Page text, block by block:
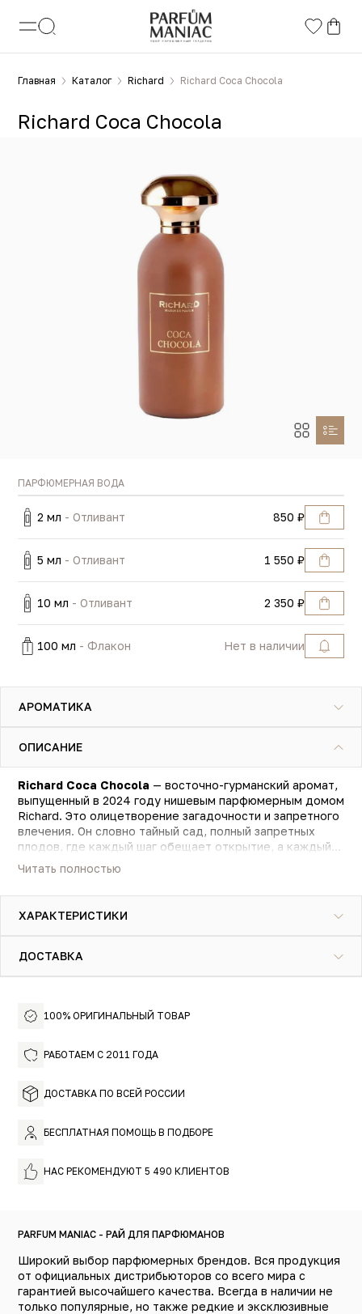
Главная Каталог Richard Richard Coca Chocola
100% ОРИГИНАЛЬНЫЙ ТОВАР
РАБОТАЕМ С 2011 ГОДА
ДОСТАВКА ПО ВСЕЙ РОССИИ
БЕСПЛАТНАЯ ПОМОЩЬ В ПОДБОРЕ
НАС РЕКОМЕНДУЮТ 5 490 КЛИЕНТОВ
PARFUM MANIAC - РАЙ ДЛЯ ПАРФЮМАНОВ
Широкий выбор парфюмерных брендов. Вся продукция
от официальных дистрибьюторов со всего мира с
гарантией высочайшего качества. Всегда в наличии не
только популярные, но также редкие и эксклюзивные
Richard Coca Chocola
ПАРФЮМЕРНАЯ ВОДА
2 мл - Отливант 850 ₽
5 мл - Отливант 1 550 ₽
10 мл - Отливант 2 350 ₽
100 мл - Флакон Нет в наличии
АРОМАТИКА
ОПИСАНИЕ
Richard Coca Chocola — восточно-гурманский аромат,
выпущенный в 2024 году нишевым парфюмерным домом
Richard. Это олицетворение загадочности и запретного
влечения. Он словно тайный сад, полный запретных
плодов, где каждый шаг обещает открытие, а каждый
вздох скрывает историю. Зависимость и восхищение в
одном флаконе. Ароматическая композиция начинает
звучание с запаха сочных листьев коки, бархатисто-
нежной сладости ванили. В сердечном аккорде
кардамона, ванилью и горьковатыми оттенками цедры
шелковистый мускус и солоновато-смолистые нюансы
Читать полностью
ХАРАКТЕРИСТИКИ
ДОСТАВКА